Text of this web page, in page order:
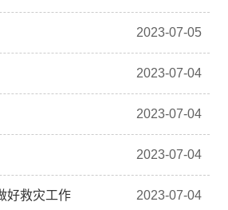
2023-07-05
2023-07-04
2023-07-04
2023-07-04
好救灾工作 2023-07-04